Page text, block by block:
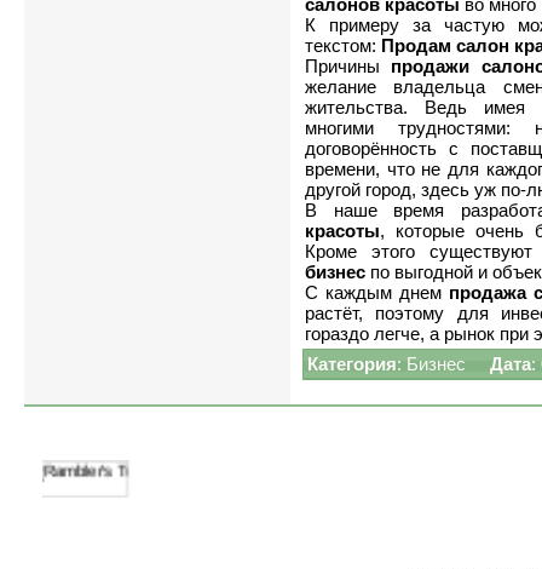
К примеру за частую
текстом: Продам салон
Причины продажи
желание владельца
жительства. Ведь имея
многими трудностями:
договорённость с
времени, что не для
другой город, здесь уж
В наше время
красоты, которые очень
Кроме этого
бизнес по выгодной и
С каждым днем продажа
растёт, поэтому для
гораздо легче, а рынок
Категория: Бизнес Дата: